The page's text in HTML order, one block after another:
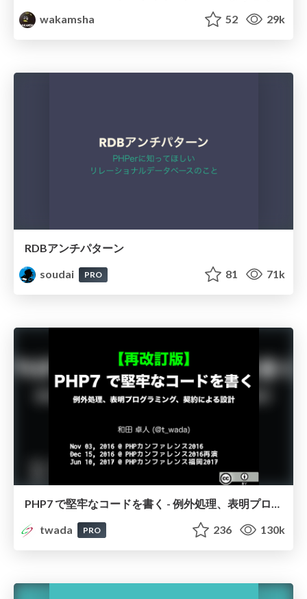
wakamsha
52 29k
RDBアンチパターン
soudai
PRO 81 71k
twada
PRO 236 130k